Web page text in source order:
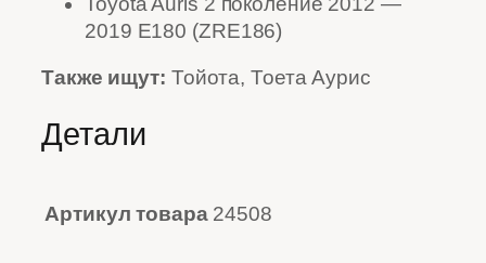
2019 E180 (ZRE186)
Также ищут: Тойота, Тоета Аурис
Детали
Артикул товара 24508